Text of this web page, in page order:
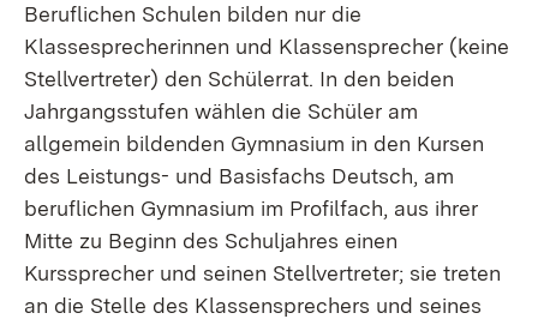
Beruflichen Schulen bilden nur die
Klassesprecherinnen und Klassensprecher (keine
Stellvertreter) den Schülerrat. In den beiden
Jahrgangsstufen wählen die Schüler am
allgemein bildenden Gymnasium in den Kursen
des Leistungs- und Basisfachs Deutsch, am
beruflichen Gymnasium im Profilfach, aus ihrer
Mitte zu Beginn des Schuljahres einen
Kurssprecher und seinen Stellvertreter; sie treten
an die Stelle des Klassensprechers und seines